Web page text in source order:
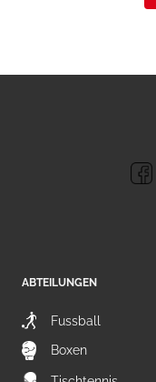
ABTEILUNGEN
Fussball
Boxen